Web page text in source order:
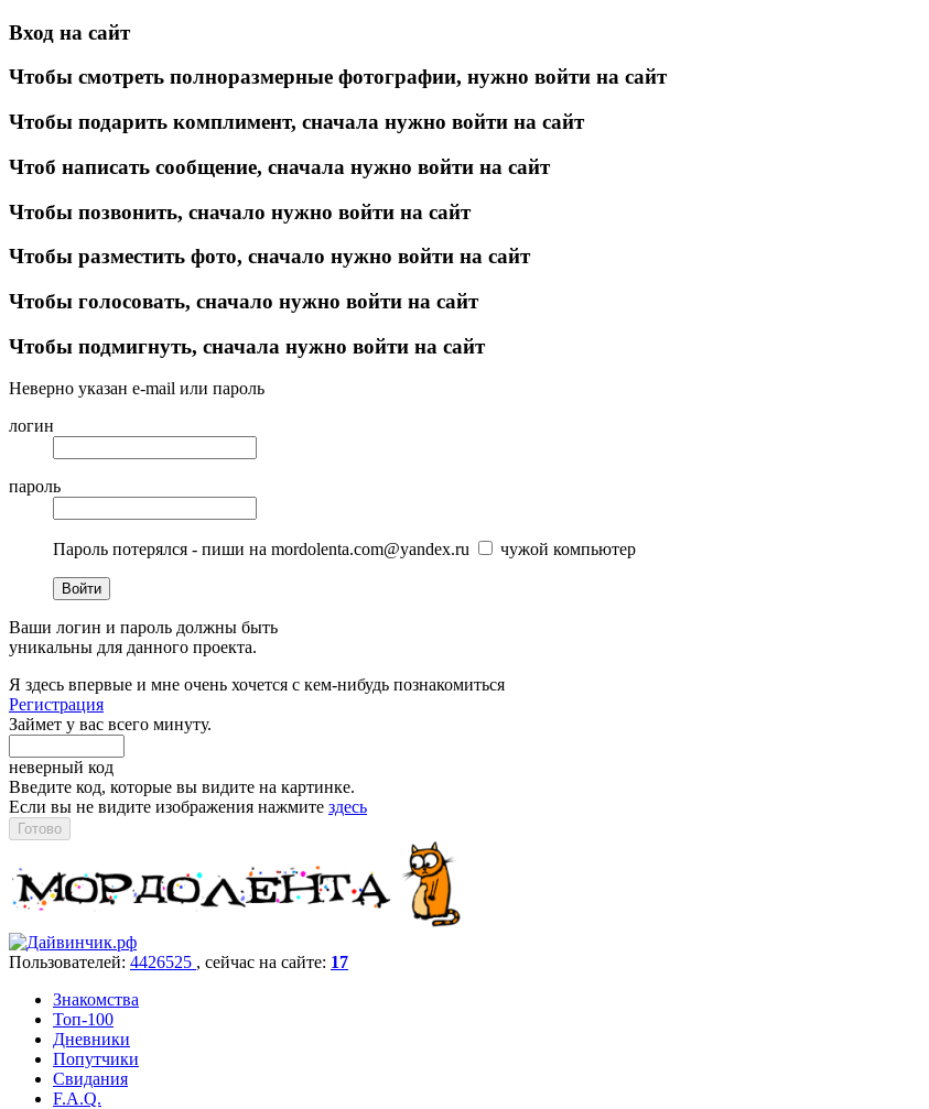
Вход на сайт
Чтобы смотреть полноразмерные фотографии, нужно войти на сайт
Чтобы подарить комплимент, сначала нужно войти на сайт
Чтоб написать сообщение, сначала нужно войти на сайт
Чтобы позвонить, сначало нужно войти на сайт
Чтобы разместить фото, сначало нужно войти на сайт
Чтобы голосовать, сначало нужно войти на сайт
Чтобы подмигнуть, сначала нужно войти на сайт
Неверно указан e-mail или пароль
логин
пароль
Пароль потерялся - пиши на mordolenta.com@yandex.ru чужой компьютер
Войти
Ваши логин и пароль должны быть
уникальны для данного проекта.
Я здесь впервые и мне очень хочется с кем-нибудь познакомиться
Регистрация
Займет у вас всего минуту.
неверный код
Введите код, которые вы видите на картинке.
Если вы не видите изображения нажмите здесь
Пользователей: 4426525 , cейчас на сайте: 17
Знакомства
Топ-100
Дневники
Попутчики
Свидания
F.A.Q.